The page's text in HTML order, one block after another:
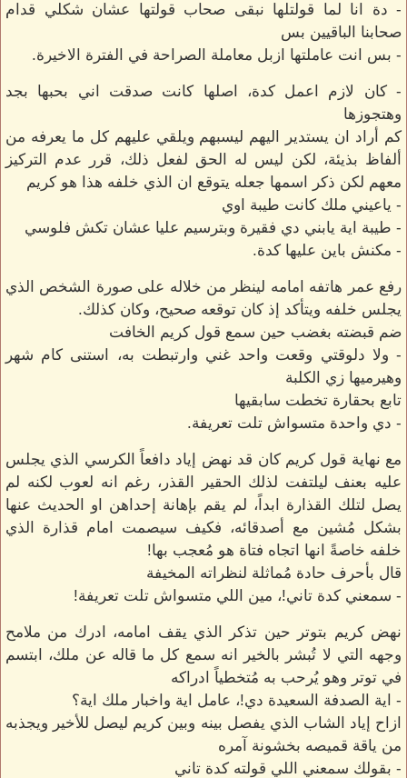
- دة انا لما قولتلها نبقى صحاب قولتها عشان شكلي قدام
صحابنا الباقيين بس
- بس انت عاملتها ازبل معاملة الصراحة في الفترة الاخيرة.
- كان لازم اعمل كدة، اصلها كانت صدقت اني بحبها بجد
وهتجوزها
كم أراد ان يستدير اليهم ليسبهم ويلقي عليهم كل ما يعرفه من
ألفاظ بذيئة، لكن ليس له الحق لفعل ذلك، قرر عدم التركيز
معهم لكن ذكر اسمها جعله يتوقع ان الذي خلفه هذا هو كريم
- ياعيني ملك كانت طيبة اوي
- طيبة اية يابني دي فقيرة وبترسيم عليا عشان تكش فلوسي
- مكنش باين عليها كدة.
رفع عمر هاتفه امامه لينظر من خلاله على صورة الشخص الذي
يجلس خلفه ويتأكد إذ كان توقعه صحيح، وكان كذلك.
ضم قبضته بغضب حين سمع قول كريم الخافت
- ولا دلوقتي وقعت واحد غني وارتبطت به، استنى كام شهر
وهيرميها زي الكلبة
تابع بحقارة تخطت سابقيها
- دي واحدة متسواش تلت تعريفة.
مع نهاية قول كريم كان قد نهض إياد دافعاً الكرسي الذي يجلس
عليه بعنف ليلتفت لذلك الحقير القذر، رغم انه لعوب لكنه لم
يصل لتلك القذارة ابداً، لم يقم بإهانة إحداهن او الحديث عنها
بشكل مُشين مع أصدقائه، فكيف سيصمت امام قذارة الذي
خلفه خاصةً انها اتجاه فتاة هو مُعجب بها!
قال بأحرف حادة مُماثلة لنظراته المخيفة
- سمعني كدة تاني!، مين اللي متسواش تلت تعريفة!
نهض كريم بتوتر حين تذكر الذي يقف امامه، ادرك من ملامح
وجهه التي لا تُبشر بالخير انه سمع كل ما قاله عن ملك، ابتسم
في توتر وهو يُرحب به مُتخطياً ادراكه
- اية الصدفة السعيدة دي!، عامل اية واخبار ملك اية؟
ازاح إياد الشاب الذي يفصل بينه وبين كريم ليصل للأخير ويجذبه
من ياقة قميصه بخشونة آمره
- بقولك سمعني اللي قولته كدة تاني